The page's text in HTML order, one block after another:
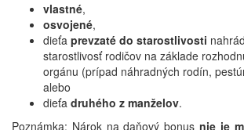
vlastné,
osvojené,
dieťa prevzaté do starostlivosti
starostlivosť rodičov na základe
orgánu (prípad náhradných rodín,
alebo
dieťa druhého z manželov.
Poznámka: Nárok na daňový bonus nie je